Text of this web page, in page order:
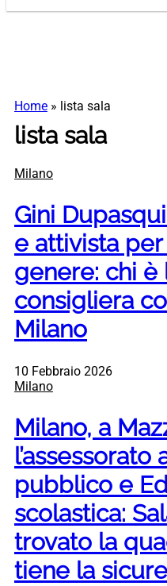
Home » lista sala
lista sala
Milano
Gini
e attivista
genere: chi è
consigliera
Milano
10 Febbraio 2026
Milano
Milano, a
l’assessorato
pubblico e
scolastica:
trovato la
tiene la